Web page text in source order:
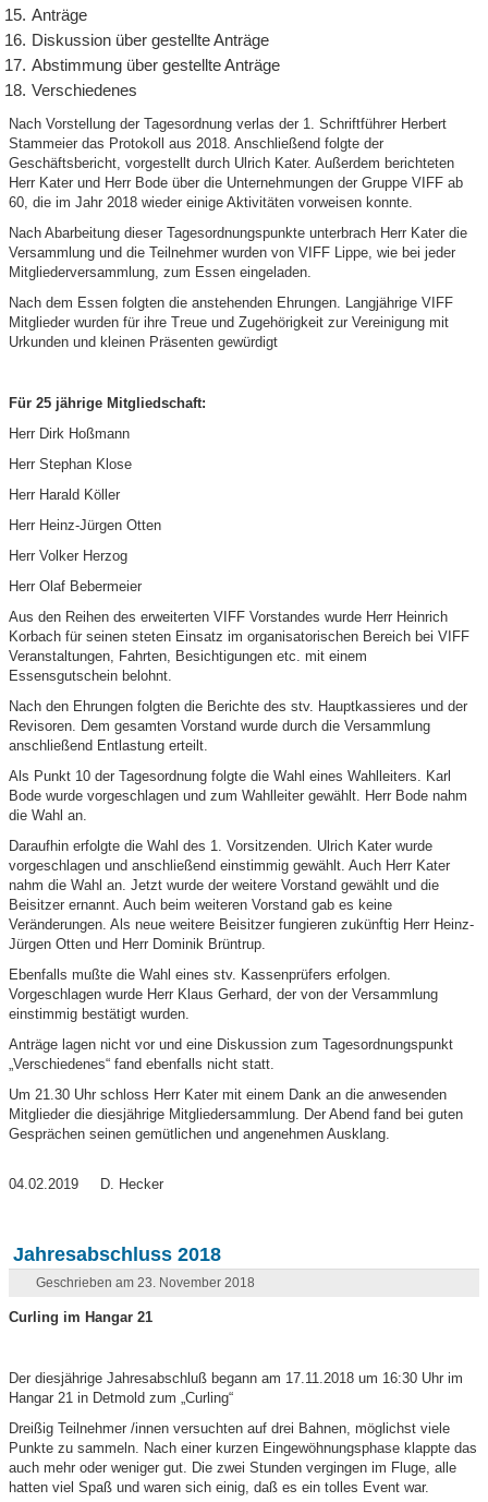
Anträge
Diskussion über gestellte Anträge
Abstimmung über gestellte Anträge
Verschiedenes
Nach Vorstellung der Tagesordnung verlas der 1. Schriftführer Herbert
Stammeier das Protokoll aus 2018. Anschließend folgte der
Geschäftsbericht, vorgestellt durch Ulrich Kater. Außerdem berichteten
Herr Kater und Herr Bode über die Unternehmungen der Gruppe VIFF ab
60, die im Jahr 2018 wieder einige Aktivitäten vorweisen konnte.
Nach Abarbeitung dieser Tagesordnungspunkte unterbrach Herr Kater die
Versammlung und die Teilnehmer wurden von VIFF Lippe, wie bei jeder
Mitgliederversammlung, zum Essen eingeladen.
Nach dem Essen folgten die anstehenden Ehrungen. Langjährige VIFF
Mitglieder wurden für ihre Treue und Zugehörigkeit zur Vereinigung mit
Urkunden und kleinen Präsenten gewürdigt
Für 25 jährige Mitgliedschaft:
Herr Dirk Hoßmann
Herr Stephan Klose
Herr Harald Köller
Herr Heinz-Jürgen Otten
Herr Volker Herzog
Herr Olaf Bebermeier
Aus den Reihen des erweiterten VIFF Vorstandes wurde Herr Heinrich
Korbach für seinen steten Einsatz im organisatorischen Bereich bei VIFF
Veranstaltungen, Fahrten, Besichtigungen etc. mit einem
Essensgutschein belohnt.
Nach den Ehrungen folgten die Berichte des stv. Hauptkassieres und der
Revisoren. Dem gesamten Vorstand wurde durch die Versammlung
anschließend Entlastung erteilt.
Als Punkt 10 der Tagesordnung folgte die Wahl eines Wahlleiters. Karl
Bode wurde vorgeschlagen und zum Wahlleiter gewählt. Herr Bode nahm
die Wahl an.
Daraufhin erfolgte die Wahl des 1. Vorsitzenden. Ulrich Kater wurde
vorgeschlagen und anschließend einstimmig gewählt. Auch Herr Kater
nahm die Wahl an. Jetzt wurde der weitere Vorstand gewählt und die
Beisitzer ernannt. Auch beim weiteren Vorstand gab es keine
Veränderungen. Als neue weitere Beisitzer fungieren zukünftig Herr Heinz-
Jürgen Otten und Herr Dominik Brüntrup.
Ebenfalls mußte die Wahl eines stv. Kassenprüfers erfolgen.
Vorgeschlagen wurde Herr Klaus Gerhard, der von der Versammlung
einstimmig bestätigt wurden.
Anträge lagen nicht vor und eine Diskussion zum Tagesordnungspunkt
„Verschiedenes“ fand ebenfalls nicht statt.
Um 21.30 Uhr schloss Herr Kater mit einem Dank an die anwesenden
Mitglieder die diesjährige Mitgliedersammlung. Der Abend fand bei guten
Gesprächen seinen gemütlichen und angenehmen Ausklang.
04.02.2019 D. Hecker
Jahresabschluss 2018
Geschrieben am 23. November 2018
Curling im Hangar 21
Der diesjährige Jahresabschluß begann am 17.11.2018 um 16:30 Uhr im
Hangar 21 in Detmold zum „Curling“
Dreißig Teilnehmer /innen versuchten auf drei Bahnen, möglichst viele
Punkte zu sammeln. Nach einer kurzen Eingewöhnungsphase klappte das
auch mehr oder weniger gut. Die zwei Stunden vergingen im Fluge, alle
hatten viel Spaß und waren sich einig, daß es ein tolles Event war.